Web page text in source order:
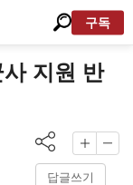
구독
지원 반
답글쓰기